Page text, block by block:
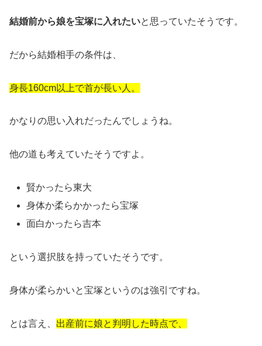
結婚前から娘を宝塚に入れたいと思っていたそうです。
だから結婚相手の条件は、
身長160cm以上で首が長い人。
かなりの思い入れだったんでしょうね。
他の道も考えていたそうですよ。
賢かったら東大
身体か柔らかかったら宝塚
面白かったら吉本
という選択肢を持っていたそうです。
身体が柔らかいと宝塚というのは強引ですね。
とは言え、 出産前に娘と判明した時点で、